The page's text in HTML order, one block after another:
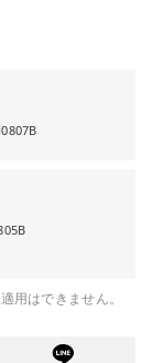
用はできません。